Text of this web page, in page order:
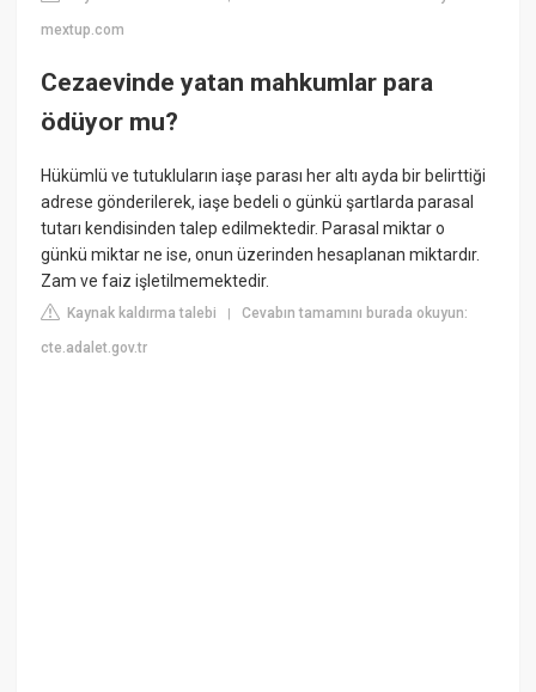
mextup.com
Cezaevinde yatan mahkumlar para
ödüyor mu?
Hükümlü ve tutukluların iaşe parası her altı ayda bir belirttiği
adrese gönderilerek, iaşe bedeli o günkü şartlarda parasal
tutarı kendisinden talep edilmektedir. Parasal miktar o
günkü miktar ne ise, onun üzerinden hesaplanan miktardır.
Zam ve faiz işletilmemektedir.
Kaynak kaldırma talebi |Cevabın tamamını burada okuyun:
cte.adalet.gov.tr